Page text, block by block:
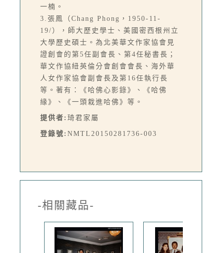
一楠。
3.張鳳（Chang Phong，1950-11-
19/），師大歷史學士、美國密西根州立
大學歷史碩士。為北美華文作家協會見
證創會的第5任副會長、第4任秘書長；
華文作協紐英倫分會創會會長、海外華
人女作家協會副會長及第16任執行長
等。著有：《哈佛心影錄》、《哈佛
緣》、《一頭栽進哈佛》等。
提供者: 琦君家屬
登錄號: NMTL20150281736-003
-相關藏品-